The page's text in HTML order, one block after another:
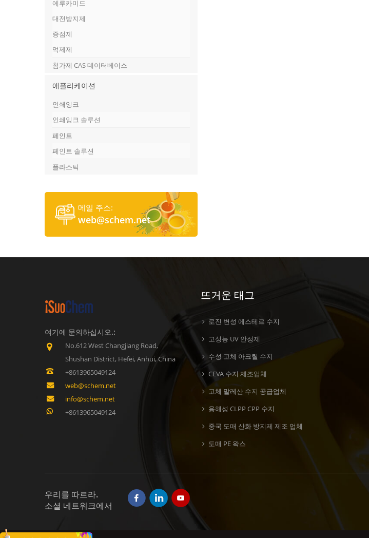
에루카미드
대전방지제
증점제
억제제
첨가제 CAS 데이터베이스
애플리케이션
인쇄잉크
인쇄잉크 솔루션
페인트
페인트 솔루션
플라스틱
메일 주소:
web@schem.net
여기에 문의하십시오.:
No.612 West Changjiang Road,
Shushan District, Hefei, Anhui, China
+8613965049124
web@schem.net
info@schem.net
+8613965049124
뜨거운 태그
로진 변성 에스테르 수지
고성능 UV 안정제
수성 고체 아크릴 수지
CEVA 수지 제조업체
고체 말레산 수지 공급업체
용해성 CLPP CPP 수지
중국 도매 산화 방지제 제조 업체
도매 PE 왁스
우리를 따르라.
소셜 네트워크에서